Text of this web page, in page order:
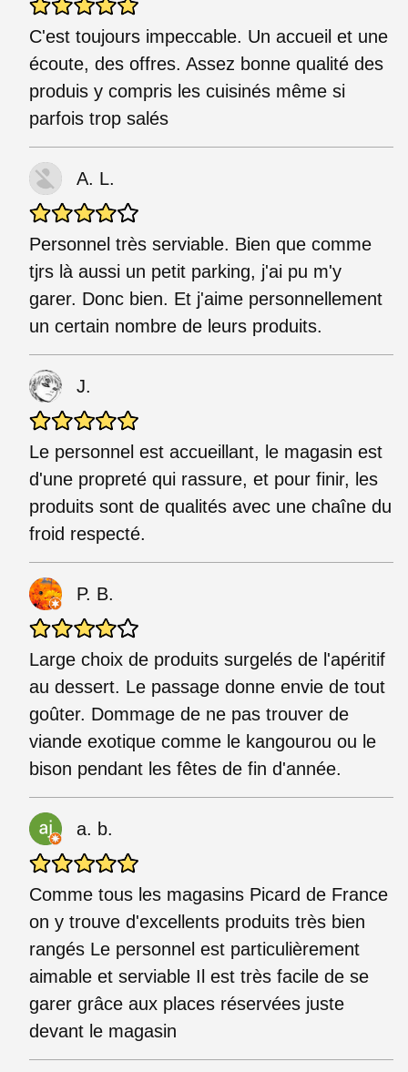
C'est toujours impeccable. Un accueil et une
écoute, des offres. Assez bonne qualité des
produis y compris les cuisinés même si
parfois trop salés
A. L.
Personnel très serviable. Bien que comme
tjrs là aussi un petit parking, j'ai pu m'y
garer. Donc bien. Et j'aime personnellement
un certain nombre de leurs produits.
J.
Le personnel est accueillant, le magasin est
d'une propreté qui rassure, et pour finir, les
produits sont de qualités avec une chaîne du
froid respecté.
P. B.
Large choix de produits surgelés de l'apéritif
au dessert. Le passage donne envie de tout
goûter. Dommage de ne pas trouver de
viande exotique comme le kangourou ou le
bison pendant les fêtes de fin d'année.
a. b.
Comme tous les magasins Picard de France
on y trouve d'excellents produits très bien
rangés Le personnel est particulièrement
aimable et serviable Il est très facile de se
garer grâce aux places réservées juste
devant le magasin